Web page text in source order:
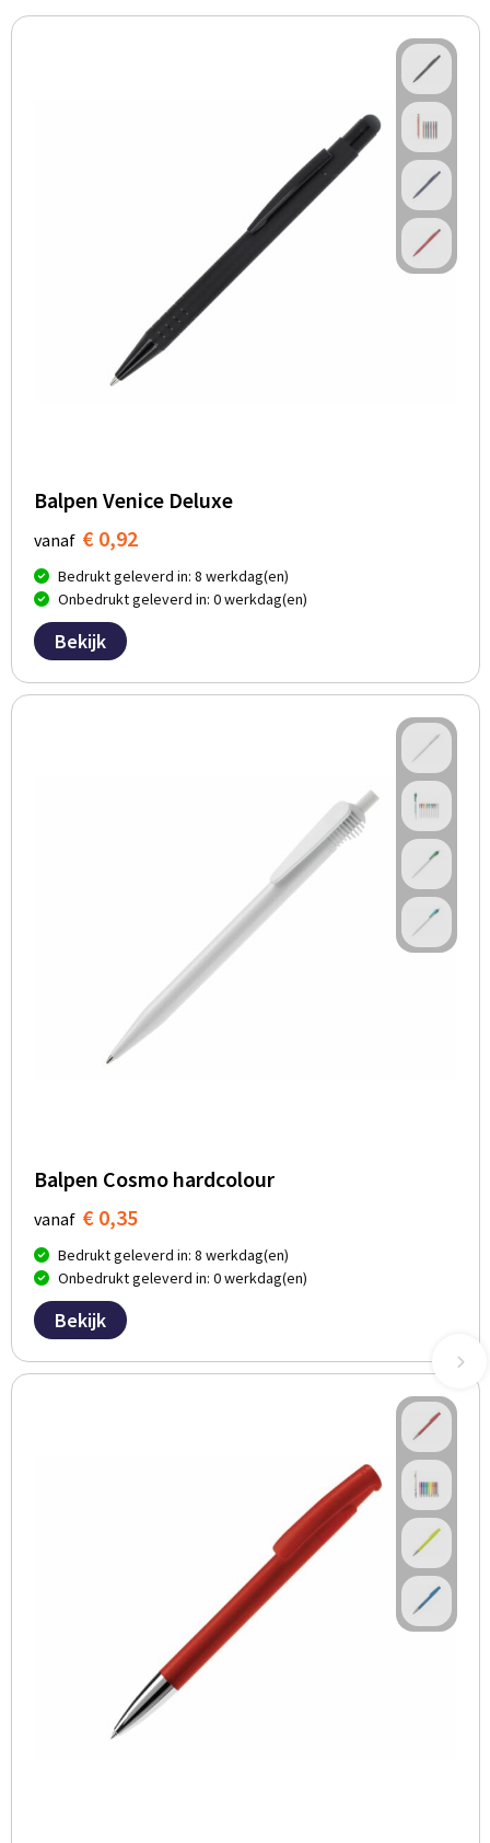
Balpen Venice Deluxe
vanaf € 0,92
Bedrukt geleverd in: 8 werkdag(en)
Onbedrukt geleverd in: 0 werkdag(en)
Bekijk
Balpen Cosmo hardcolour
vanaf € 0,35
Bedrukt geleverd in: 8 werkdag(en)
Onbedrukt geleverd in: 0 werkdag(en)
Bekijk